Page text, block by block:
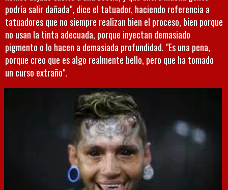
podría salir dañada", dice el tatuador, haciendo referencia a
tatuadores que no siempre realizan bien el proceso, bien porque
no usan la tinta adecuada, porque inyectan demasiado
pigmento o lo hacen a demasiada profundidad. "Es una pena,
porque creo que es algo realmente bello, pero que ha tomado
un curso extraño".